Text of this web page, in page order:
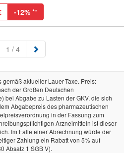
-12% **
1 (aktuell)
/ 4
aktueller Lauer-Taxe. Preis:
der Großen Deutschen
bei Abgabe zu Lasten der GKV, die sich
Abgabepreis des pharmazeutischen
in der Fassung zum
Arzneimitteln ist dieser
Im Falle einer Abrechnung würde der
Zahlung ein Rabatt von 5% auf
Absatz 1 SGB V).